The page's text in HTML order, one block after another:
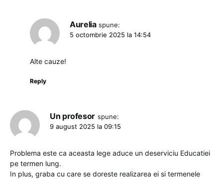
Aurelia spune:
5 octombrie 2025 la 14:54
Alte cauze!
Reply
Un profesor spune:
9 august 2025 la 09:15
Problema este ca aceasta lege aduce un deserviciu Educatiei
pe termen lung.
In plus, graba cu care se doreste realizarea ei si termenele